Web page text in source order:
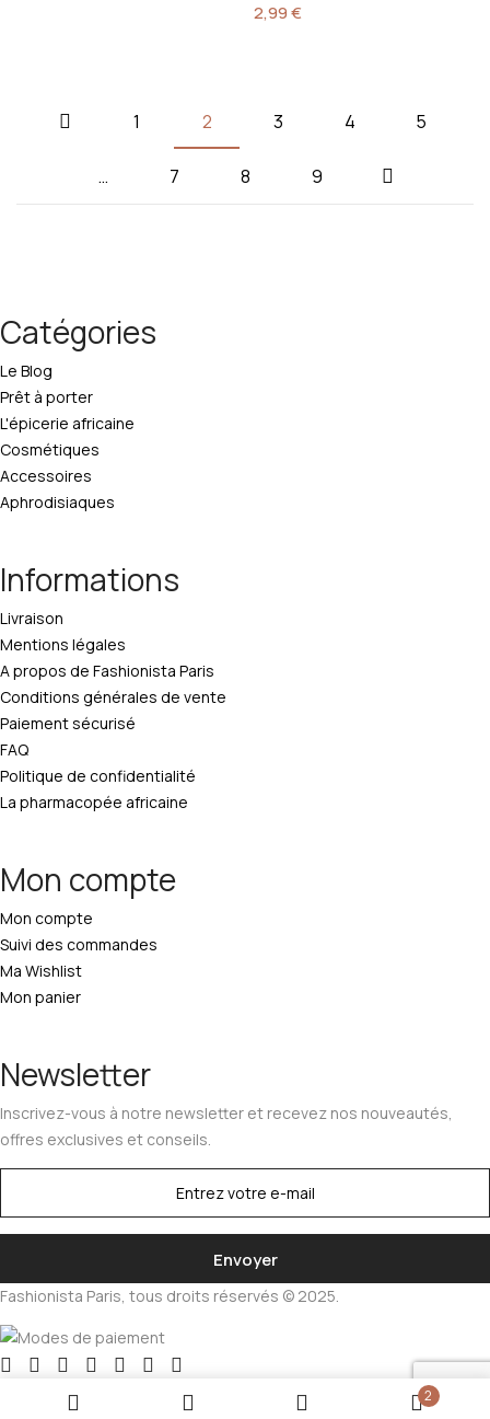
2
2,99€
1 2 3 4 5
… 7 8 9
Catégories
Le Blog
Prêt à porter
L'épicerie africaine
Cosmétiques
Accessoires
Aphrodisiaques
Informations
Livraison
Mentions légales
A propos de Fashionista Paris
Conditions générales de vente
Paiement sécurisé
FAQ
Politique de confidentialité
La pharmacopée africaine
Mon compte
Mon compte
Suivi des commandes
Ma Wishlist
Mon panier
Newsletter
Inscrivez-vous à notre newsletter et recevez nos nouveautés,
offres exclusives et conseils.
Fashionista Paris, tous droits réservés © 2025.